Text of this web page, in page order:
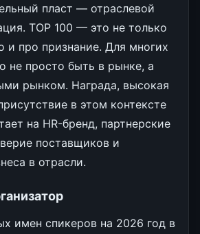
пласт — отраслевой
TOP 100 — это не только
и про признание. Для многих
не просто быть в рынке, а
рынком. Награда, высокая
в этом контексте
на HR-бренд, партнерские
поставщиков и
в отрасли.
имен спикеров на 2026 год в